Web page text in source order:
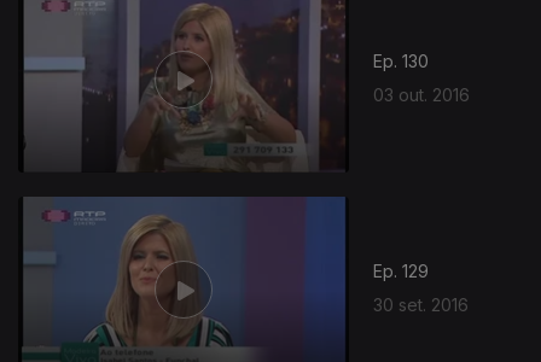
Ep. 130
03 out. 2016
Ep. 129
30 set. 2016